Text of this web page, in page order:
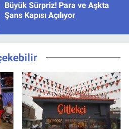
Büyük Sürpriz! Para ve Aşkta
Şans Kapısı Açılıyor